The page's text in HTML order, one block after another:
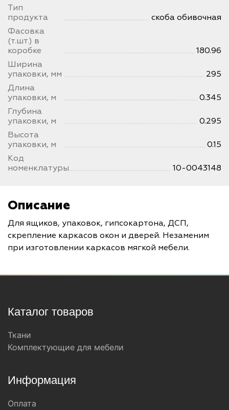
Тип
продукта
скоба обивочная
Фасовка
(т.шт.) в
коробке
180.96
Ширина
упаковки, мм
295
Длина
упаковки, м
0.345
Глубина
упаковки, м
0.295
Высота
упаковки, м
0.15
Код
номенклатуры
10-0043148
Описание
Для ящиков, упаковок, гипсокартона, ДСП,
скрепление каркасов окон и дверей. Незаменим
при изготовлении каркасов мягкой мебели.
Каталог товаров
Ткани
Комплектующие для мебели
Информация
Оплата